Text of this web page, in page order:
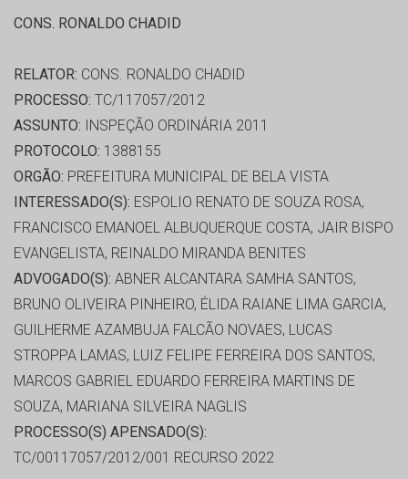
CONS. RONALDO CHADID
RELATOR: CONS. RONALDO CHADID
PROCESSO: TC/117057/2012
ASSUNTO: INSPEÇÃO ORDINÁRIA 2011
PROTOCOLO: 1388155
ORGÃO: PREFEITURA MUNICIPAL DE BELA VISTA
INTERESSADO(S): ESPOLIO RENATO DE SOUZA ROSA,
FRANCISCO EMANOEL ALBUQUERQUE COSTA, JAIR BISPO
EVANGELISTA, REINALDO MIRANDA BENITES
ADVOGADO(S): ABNER ALCANTARA SAMHA SANTOS,
BRUNO OLIVEIRA PINHEIRO, ÉLIDA RAIANE LIMA GARCIA,
GUILHERME AZAMBUJA FALCÃO NOVAES, LUCAS
STROPPA LAMAS, LUIZ FELIPE FERREIRA DOS SANTOS,
MARCOS GABRIEL EDUARDO FERREIRA MARTINS DE
SOUZA, MARIANA SILVEIRA NAGLIS
PROCESSO(S) APENSADO(S):
TC/00117057/2012/001 RECURSO 2022